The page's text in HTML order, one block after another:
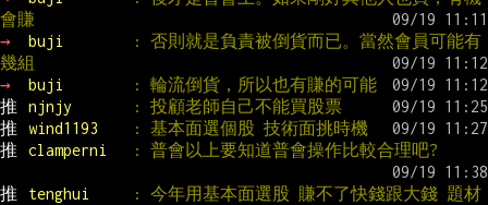
會賺
→
buji
: 否則就是負責被倒貨而已。當然會員可能有
幾組
→
buji
: 輪流倒貨，所以也有賺的可能
推
njnjy
: 投顧老師自己不能買股票
推
wind1193
: 基本面選個股 技術面挑時機
推
clamperni : 普會以上要知道普會操作比較合理吧?
推 tenghui
: 今年用基本面選股 賺不了快錢跟大錢 題材